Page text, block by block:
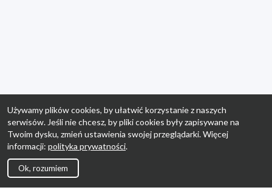
Używamy plików cookies, by ułatwić korzystanie z naszych
serwisów. Jeśli nie chcesz, by pliki cookies były zapisywane na
Twoim dysku, zmień ustawienia swojej przeglądarki. Więcej
informacji: polityka prywatności.
Ok, rozumiem